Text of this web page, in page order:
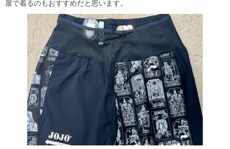
屋で着るのもおすすめだと思います。